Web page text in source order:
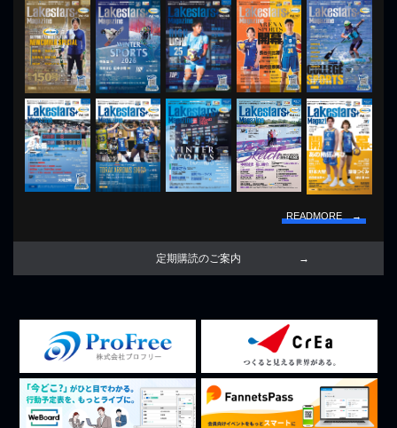
READMORE →
定期購読のご案内